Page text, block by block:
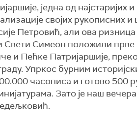
једна од најстаријих
својих рукописних
Петровић, али ова
Свети Симеон положили
и Пећке Патријаршије,
Упркос бурним
часописа и готово 500
Зато је наш